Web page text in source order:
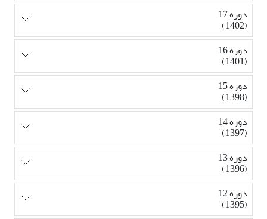
دوره 17
(1402)
دوره 16
(1401)
دوره 15
(1398)
دوره 14
(1397)
دوره 13
(1396)
دوره 12
(1395)